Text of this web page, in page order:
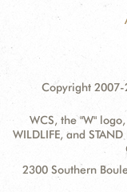
Copyright
WCS, the "W" logo,
WILDLIFE, and
Contact
Information
Address:
2300 Southern